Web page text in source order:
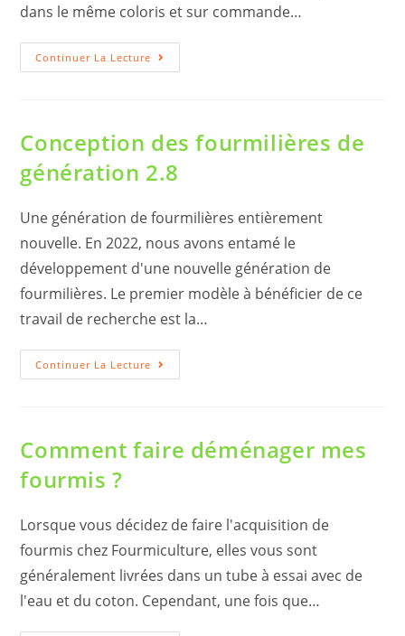
dans le même coloris et sur commande…
Continuer La Lecture Quadricity.Model
6
Conception des fourmilières de
génération 2.8
Une génération de fourmilières entièrement
nouvelle. En 2022, nous avons entamé le
développement d'une nouvelle génération de
fourmilières. Le premier modèle à bénéficier de ce
travail de recherche est la…
Continuer La Lecture Conception
Des
Comment faire déménager mes
fourmis ?
Lorsque vous décidez de faire l'acquisition de
fourmis chez Fourmiculture, elles vous sont
généralement livrées dans un tube à essai avec de
l'eau et du coton. Cependant, une fois que…